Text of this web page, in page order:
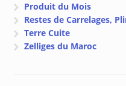
Produit du Mois
Restes de Carrelages,
Terre Cuite
Zelliges du Maroc